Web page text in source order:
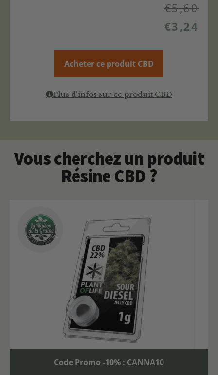
€5,60
€3,24
Acheter ce produit CBD
Plus d'infos sur ce produit CBD
Vous cherchez un produit
Résine CBD ?
Code Promo -10% : CANNA10